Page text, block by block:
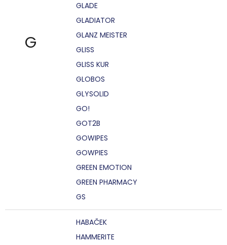
G
GLADE
GLADIATOR
GLANZ MEISTER
GLISS
GLISS KUR
GLOBOS
GLYSOLID
GO!
GOT2B
GOWIPES
GOWPIES
GREEN EMOTION
GREEN PHARMACY
GS
HABAČEK
HAMMERITE